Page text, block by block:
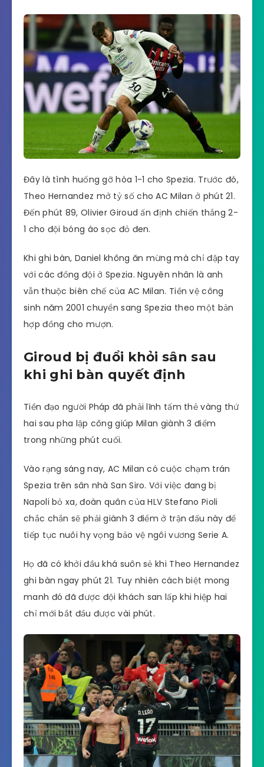
Đây là tình huống gỡ hòa 1-1 cho Spezia. Trước đó,
Theo Hernandez mở tỷ số cho AC Milan ở phút 21.
Đến phút 89, Olivier Giroud ấn định chiến thắng 2-
1 cho đội bóng áo sọc đỏ đen.
Khi ghi bàn, Daniel không ăn mừng mà chỉ đập tay
với các đồng đội ở Spezia. Nguyên nhân là anh
vẫn thuộc biên chế của AC Milan. Tiền vệ công
sinh năm 2001 chuyển sang Spezia theo một bản
hợp đồng cho mượn.
Giroud bị đuổi khỏi sân sau
khi ghi bàn quyết định
Tiền đạo người Pháp đã phải lĩnh tấm thẻ vàng thứ
hai sau pha lập công giúp Milan giành 3 điểm
trong những phút cuối.
Vào rạng sáng nay, AC Milan có cuộc chạm trán
Spezia trên sân nhà San Siro. Với việc đang bị
Napoli bỏ xa, đoàn quân của HLV Stefano Pioli
chắc chắn sẽ phải giành 3 điểm ở trận đấu này để
tiếp tục nuôi hy vọng bảo vệ ngôi vương Serie A.
Họ đã có khởi đầu khá suôn sẻ khi Theo Hernandez
ghi bàn ngay phút 21. Tuy nhiên cách biệt mong
manh đó đã được đội khách san lấp khi hiệp hai
chỉ mới bắt đầu được vài phút.